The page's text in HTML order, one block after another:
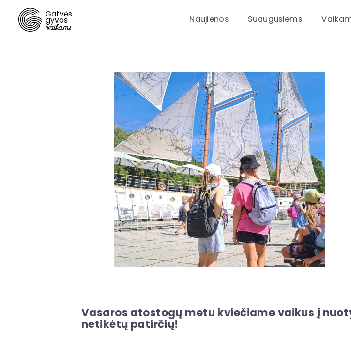
Gatvės
gyvos Naujienos Suaugusiems
Vasaros atostogų metu kviečiame vaikus į
netikėtų patirčių!